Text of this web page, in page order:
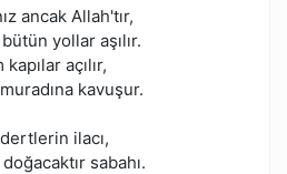
ancak Allah'tır,
yollar aşılır.
açılır,
kavuşur.
ilacı,
sabahı.